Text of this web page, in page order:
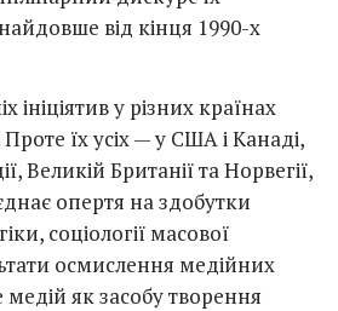
від кінця 1990-х
ініціятив у різних країнах
Проте їх усіх — у США і Канаді,
Великій Британії та Норвегії,
опертя на здобутки
соціології масової
осмислення медійних
медій як засобу творення